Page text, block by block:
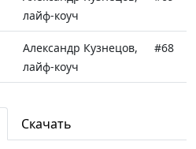
лайф-коуч
Александр Кузнецов,
лайф-коуч
#68
лайф-коуч
Скачать